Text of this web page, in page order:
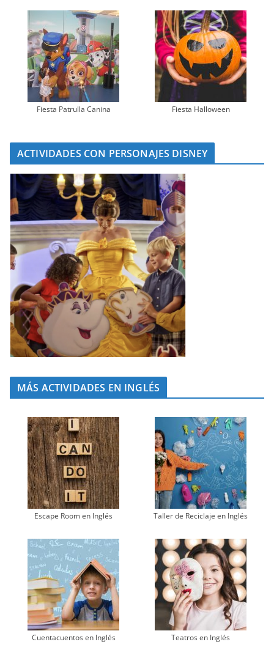
Fiesta Patrulla Canina Fiesta Halloween
ACTIVIDADES CON PERSONAJES DISNEY
MÁS ACTIVIDADES EN INGLÉS
Escape Room en Inglés Taller de Reciclaje en Inglés
Cuentacuentos en Inglés Teatros en Inglés